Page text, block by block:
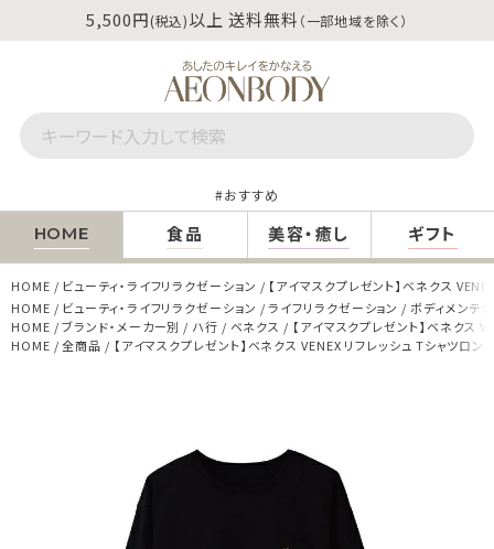
5,500円(税込)以上 送料無料 （一部地域を除く）
おすすめ
HOME 食品 美容・癒し ギフト
HOME ビューティ・ライフリラクゼーション
【アイマスクプレゼント】ベネクス
HOME
ビューティ・ライフリラクゼーション ライフリラクゼーション
ボディメンテ
HOME
ブランド・メーカー別 ハ行 ベネクス
【アイマスクプレゼント】ベネクス
HOME
全商品 【アイマスクプレゼント】ベネクス VENEX リフレッシュ Tシャツロ